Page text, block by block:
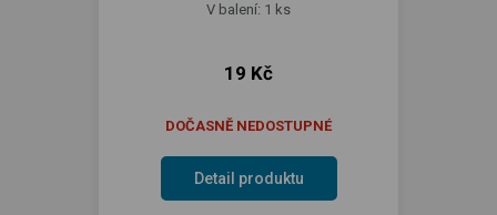
V balení: 1 ks
19 Kč
DOČASNĚ NEDOSTUPNÉ
Detail produktu